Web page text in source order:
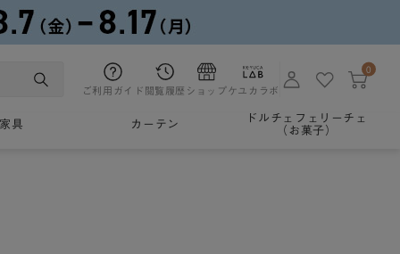
ご利用ガイド 閲覧履歴 ショップケユカラボ
0
家具 カーテン
ドルチェフェリーチェ
（お菓子）